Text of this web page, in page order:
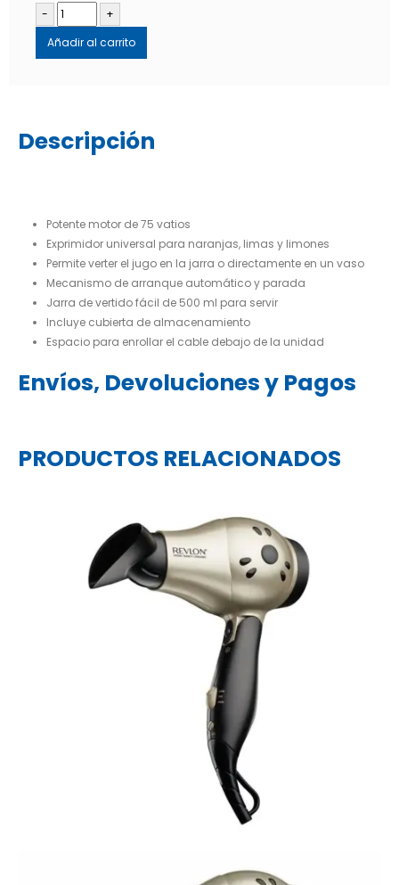
-
+
Añadir al carrito
Descripción
Potente motor de 75 vatios
Exprimidor universal para naranjas, limas y limones
Permite verter el jugo en la jarra o directamente en un vaso
Mecanismo de arranque automático y parada
Jarra de vertido fácil de 500 ml para servir
Incluye cubierta de almacenamiento
Espacio para enrollar el cable debajo de la unidad
Envíos, Devoluciones y Pagos
PRODUCTOS RELACIONADOS